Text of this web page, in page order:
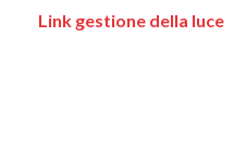
Link gestione della luce